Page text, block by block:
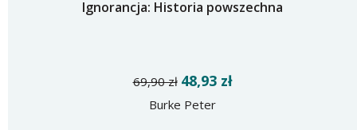
Ignorancja: Historia powszechna
69,90 zł 48,93 zł
Burke Peter